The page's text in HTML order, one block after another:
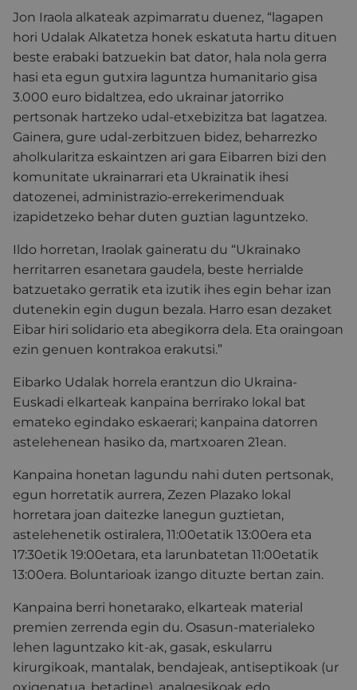
Jon Iraola alkateak azpimarratu duenez, “lagapen
hori Udalak Alkatetza honek eskatuta hartu dituen
beste erabaki batzuekin bat dator, hala nola gerra
hasi eta egun gutxira laguntza humanitario gisa
3.000 euro bidaltzea, edo ukrainar jatorriko
pertsonak hartzeko udal-etxebizitza bat lagatzea.
Gainera, gure udal-zerbitzuen bidez, beharrezko
aholkularitza eskaintzen ari gara Eibarren bizi den
komunitate ukrainarrari eta Ukrainatik ihesi
datozenei, administrazio-errekerimenduak
izapidetzeko behar duten guztian laguntzeko.
Ildo horretan, Iraolak gaineratu du “Ukrainako
herritarren esanetara gaudela, beste herrialde
batzuetako gerratik eta izutik ihes egin behar izan
dutenekin egin dugun bezala. Harro esan dezaket
Eibar hiri solidario eta abegikorra dela. Eta oraingoan
ezin genuen kontrakoa erakutsi.”
Eibarko Udalak horrela erantzun dio Ukraina-
Euskadi elkarteak kanpaina berrirako lokal bat
emateko egindako eskaerari; kanpaina datorren
astelehenean hasiko da, martxoaren 21ean.
Kanpaina honetan lagundu nahi duten pertsonak,
egun horretatik aurrera, Zezen Plazako lokal
horretara joan daitezke lanegun guztietan,
astelehenetik ostiralera, 11:00etatik 13:00era eta
17:30etik 19:00etara, eta larunbatetan 11:00etatik
13:00era. Boluntarioak izango dituzte bertan zain.
Kanpaina berri honetarako, elkarteak material
premien zerrenda egin du. Osasun-materialeko
lehen laguntzako kit-ak, gasak, eskularru
kirurgikoak, mantalak, bendajeak, antiseptikoak (ur